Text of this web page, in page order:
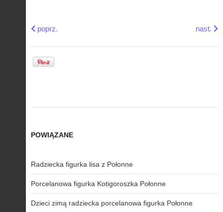
Previous article: Figurka konia z gżelskiej porcelany
poprz. Next
nast.
POWIĄZANE
Radziecka figurka lisa z Połonne
Porcelanowa figurka Kotigoroszka Połonne
Dzieci zimą radziecka porcelanowa figurka Połonne